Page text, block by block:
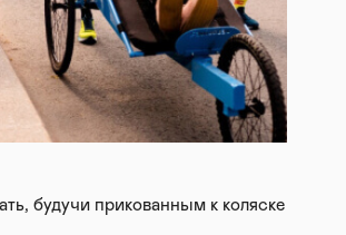
будучи прикованным к коляске